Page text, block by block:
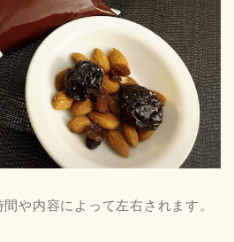
や内容によって左右されます。